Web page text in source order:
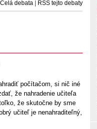
Celá debata | RSS tejto debaty
počítačom, si nič iné
že nahradenie učiteľa
že skutočne by sme
učiteľ je nenahraditeľný,